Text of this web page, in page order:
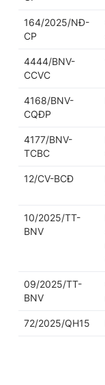
164/2025/NĐ-
CP
4444/BNV-
CCVC
4168/BNV-
CQĐP
4177/BNV-
TCBC
12/CV-BCĐ
10/2025/TT-
BNV
09/2025/TT-
BNV
72/2025/QH15